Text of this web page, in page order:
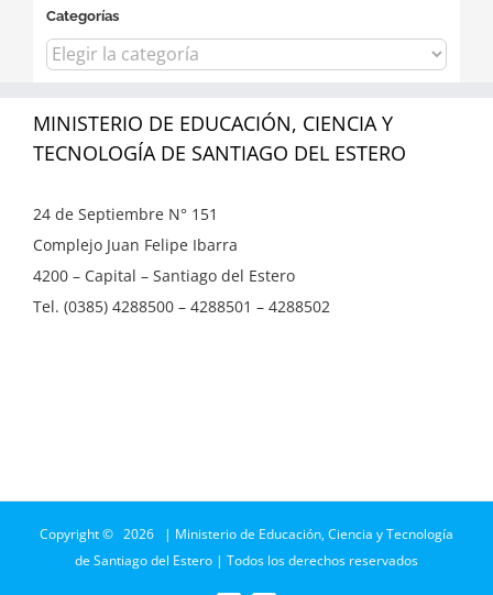
Categorías
Categorías
MINISTERIO DE EDUCACIÓN, CIENCIA Y
TECNOLOGÍA DE SANTIAGO DEL ESTERO
24 de Septiembre N° 151
Complejo Juan Felipe Ibarra
4200 – Capital – Santiago del Estero
Tel. (0385) 4288500 – 4288501 – 4288502
Copyright © 2026 | Ministerio de Educación, Ciencia y Tecnología
de Santiago del Estero | Todos los derechos reservados